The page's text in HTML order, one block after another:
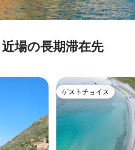
近場の長期滞在先
ゲストチョイス
ゲストチョイス